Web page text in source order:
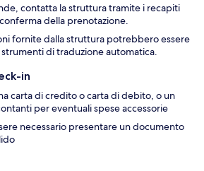
contatta la struttura tramite i recapiti
della prenotazione.
fornite dalla struttura potrebbero essere
di traduzione automatica.
in
carta di credito o carta di debito, o un
per eventuali spese accessorie
necessario presentare un documento